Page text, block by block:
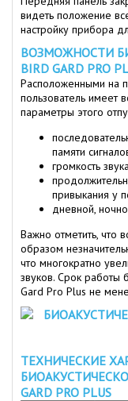
видеть положение
настройку прибора
ВОЗМОЖНОСТИ
BIRD GARD PRO
Расположенными на
пользователь имеет
параметры этого
памяти
громкость
привыкания у
дневной,
Важно отметить, что
образом
что многократно
звуков. Срок работы
Gard Pro Plus не
ТЕХНИЧЕСКИЕ
GARD PRO PLUS